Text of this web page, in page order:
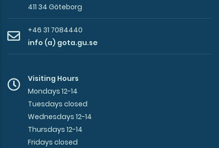
411 34 Göteborg
+46 31 7084440
info (a) gota.gu.se
Visiting Hours
Mondays 12-14
Tuesdays closed
Wednesdays 12-14
Thursdays 12-14
Fridays closed